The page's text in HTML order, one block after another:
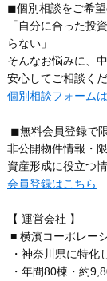
◼︎個別相談をご希
「自分に合った投
らない」
そんなお悩みに、
安心してご相談くだ
個別相談フォーム
◼︎無料会員登録で
非公開物件情報・
資産形成に役立つ
会員登録はこちら
【 運営会社 】
■ 横濱コーポレー
・神奈川県に特化
・年間80棟・約